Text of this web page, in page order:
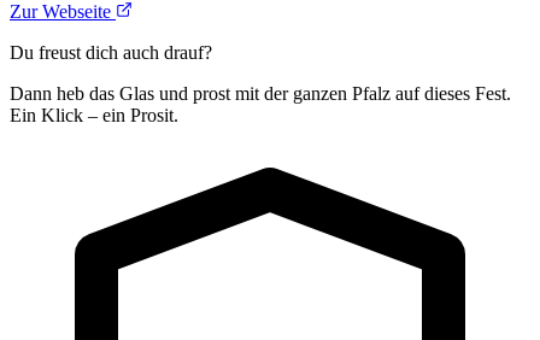
Zur Webseite
Du freust dich auch drauf?
Dann heb das Glas und prost mit der ganzen Pfalz auf dieses Fest.
Ein Klick – ein Prosit.